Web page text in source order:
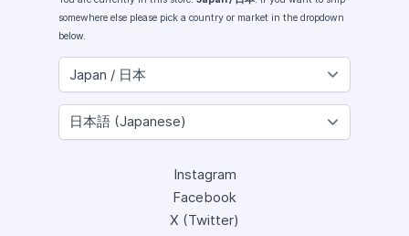
somewhere else please pick a country or market in the dropdown
below.
Instagram
Facebook
X (Twitter)